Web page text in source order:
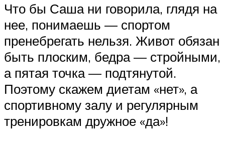
Что бы Саша ни говорила, глядя на
нее, понимаешь — спортом
пренебрегать нельзя. Живот обязан
быть плоским, бедра — стройными,
а пятая точка — подтянутой.
Поэтому скажем диетам «нет», а
спортивному залу и регулярным
тренировкам дружное «да»!